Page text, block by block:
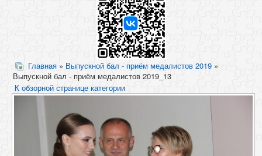
Главная » Выпускной бал - приём медалистов 2019 »
Выпускной бал - приём медалистов 2019_13
К обзорной странице категории